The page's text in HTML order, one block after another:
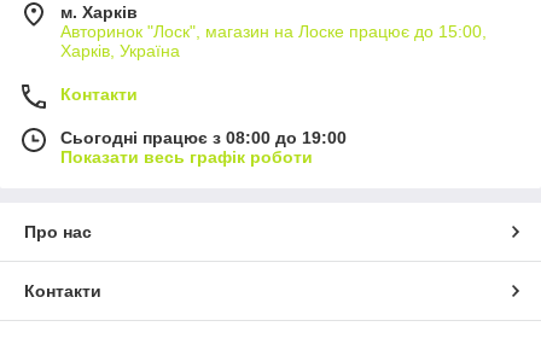
м. Харків
Авторинок "Лоск", магазин на Лоске працює до 15:00,
Харків, Україна
Контакти
Сьогодні працює з 08:00 до 19:00
Показати весь графік роботи
Про нас
Контакти